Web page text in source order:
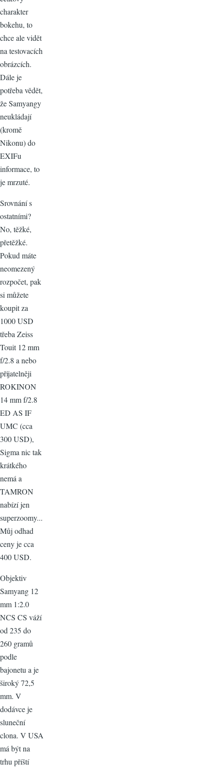
charakter
bokehu, to
chce ale vidět
na testovacích
obrázcích.
Dále je
potřeba vědět,
že Samyangy
neukládají
(kromě
Nikonu) do
EXIFu
informace, to
je mrzuté.
Srovnání s
ostatními?
No, těžké,
přetěžké.
Pokud máte
neomezený
rozpočet, pak
si můžete
koupit za
1000 USD
třeba Zeiss
Touit 12 mm
f/2.8 a nebo
přijatelněji
ROKINON
14 mm f/2.8
ED AS IF
UMC (cca
300 USD),
Sigma nic tak
krátkého
nemá a
TAMRON
nabízí jen
superzoomy...
Můj odhad
ceny je cca
400 USD.
Objektiv
Samyang 12
mm 1:2.0
NCS CS váží
od 235 do
260 gramů
podle
bajonetu a je
široký 72,5
mm. V
dodávce je
sluneční
clona. V USA
má být na
trhu příští